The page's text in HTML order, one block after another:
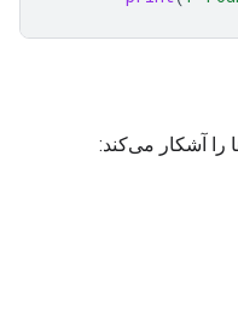
را آشکار می‌کند: